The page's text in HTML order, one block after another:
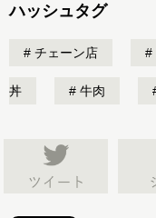
ハッシュタグ
チェーン店
丼 牛肉